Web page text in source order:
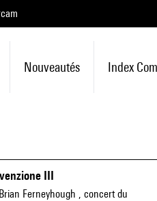
Nouveautés Index
III
Ferneyhough , concert du